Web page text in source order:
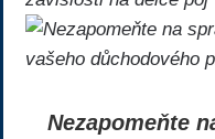
Nezapomeňte